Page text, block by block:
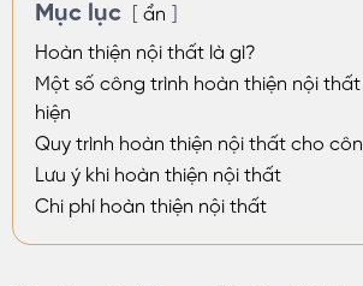
Mục lục
ẩn
Hoàn thiện nội thất là gì?
Một số công trình hoàn thiện nội
hiện
Quy trình hoàn thiện nội thất cho
Lưu ý khi hoàn thiện nội thất
Chi phí hoàn thiện nội thất